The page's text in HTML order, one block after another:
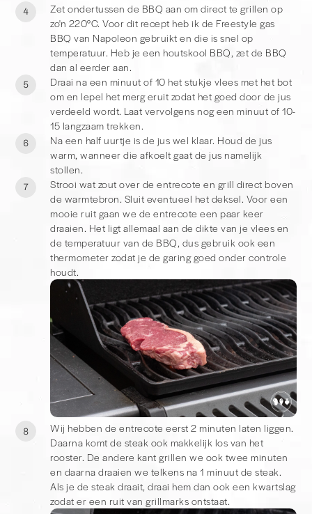
4
Zet ondertussen de BBQ aan om direct te grillen op
zo'n 220°C. Voor dit recept heb ik de Freestyle gas
BBQ van Napoleon gebruikt en die is snel op
temperatuur. Heb je een houtskool BBQ, zet de BBQ
dan al eerder aan.
5
Draai na een minuut of 10 het stukje vlees met het bot
om en lepel het merg eruit zodat het goed door de jus
verdeeld wordt. Laat vervolgens nog een minuut of 10-
15 langzaam trekken.
6
Na een half uurtje is de jus wel klaar. Houd de jus
warm, wanneer die afkoelt gaat de jus namelijk
stollen.
7
Strooi wat zout over de entrecote en grill direct boven
de warmtebron. Sluit eventueel het deksel. Voor een
mooie ruit gaan we de entrecote een paar keer
draaien. Het ligt allemaal aan de dikte van je vlees en
de temperatuur van de BBQ, dus gebruik ook een
thermometer zodat je de garing goed onder controle
houdt.
8
Wij hebben de entrecote eerst 2 minuten laten liggen.
Daarna komt de steak ook makkelijk los van het
rooster. De andere kant grillen we ook twee minuten
en daarna draaien we telkens na 1 minuut de steak.
Als je de steak draait, draai hem dan ook een kwartslag
zodat er een ruit van grillmarks ontstaat.